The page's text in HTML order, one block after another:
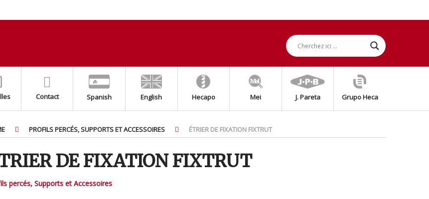
Contact Spanish English Hecapo Mei J. Pareta Grupo Heca
PROFILS PERCÉS, SUPPORTS ET ACCESSOIRES ÉTRIER DE FIXATION FIXTRUT
DE FIXATION FIXTRUT
percés, Supports et Accessoires